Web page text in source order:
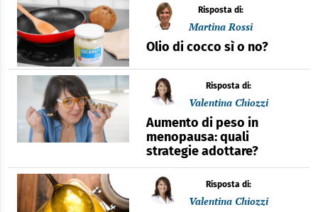
Risposta di:
Martina Rossi
Olio di cocco sì o no?
Risposta di:
Valentina Chiozzi
Aumento di peso in
menopausa: quali
strategie adottare?
Risposta di:
Valentina Chiozzi